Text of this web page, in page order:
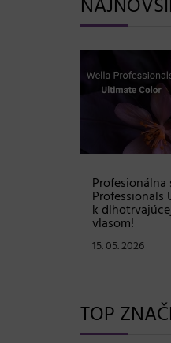
Professionals
k
vlasom!
15. 05. 2026
TOP